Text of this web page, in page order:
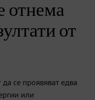
отнема
от
се проявяват едва
или